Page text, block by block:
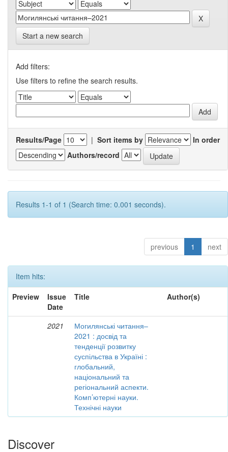
Start a new search
Add filters:
Use filters to refine the search results.
Results/Page | Sort items by
In order
Authors/record
Results 1-1 of 1 (Search time: 0.001 seconds).
previous 1 next
Item hits:
Preview
Issue
Date
Title Author(s)
2021
Могилянські читання–
2021 : досвід та
тенденції розвитку
суспільства в Україні :
глобальний,
національний та
регіональний аспекти.
Комп’ютерні науки.
Технічні науки
Discover